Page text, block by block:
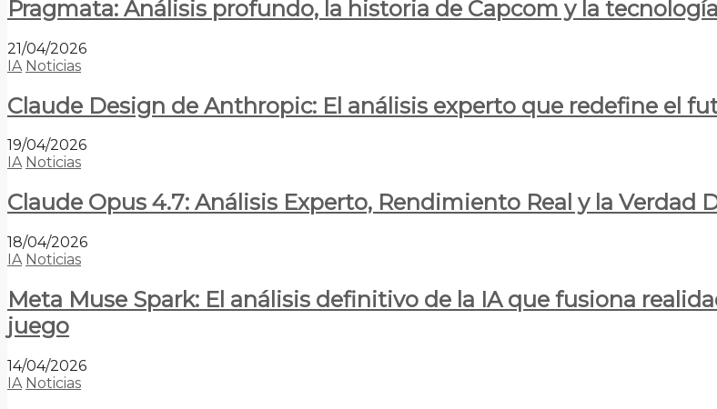
Pragmata: Análisis profundo, la historia de Capcom y la
21/04/2026
IA Noticias
Claude Design de Anthropic: El análisis experto que redefine el
19/04/2026
IA Noticias
Claude Opus 4.7: Análisis Experto, Rendimiento Real y la Verdad
18/04/2026
IA Noticias
Meta Muse Spark: El análisis definitivo de la IA que fusiona
juego
14/04/2026
IA Noticias